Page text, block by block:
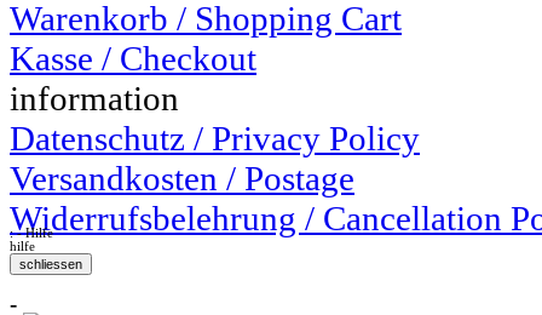
Warenkorb / Shopping Cart
Kasse / Checkout
information
Datenschutz / Privacy Policy
Versandkosten / Postage
Widerrufsbelehrung / Cancellation
: - Hilfe
hilfe
-